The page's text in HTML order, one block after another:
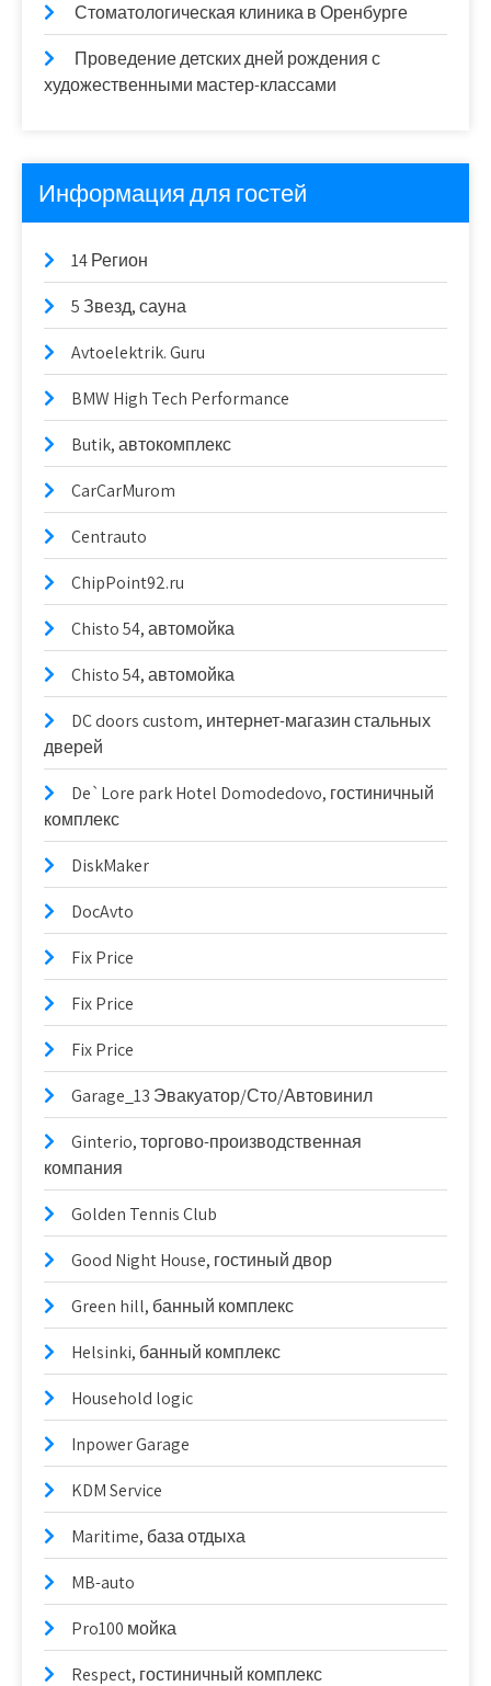
Стоматологическая клиника в Оренбурге
Проведение детских дней рождения с
художественными мастер-классами
Информация для гостей
14 Регион
5 Звезд, сауна
Avtoelektrik. Guru
BMW High Tech Performance
Butik, автокомплекс
CarCarMurom
Centrauto
ChipPoint92.ru
Chisto 54, автомойка
Chisto 54, автомойка
DC doors custom, интернет-магазин стальных
дверей
De`Lore park Hotel Domodedovo, гостиничный
комплекс
DiskMaker
DocAvto
Fix Price
Fix Price
Fix Price
Garage_13 Эвакуатор/Сто/Автовинил
Ginterio, торгово-производственная
компания
Golden Tennis Club
Good Night House, гостиный двор
Green hill, банный комплекс
Helsinki, банный комплекс
Household logic
Inpower Garage
KDM Service
Maritime, база отдыха
MB-auto
Pro100 мойка
Respect, гостиничный комплекс